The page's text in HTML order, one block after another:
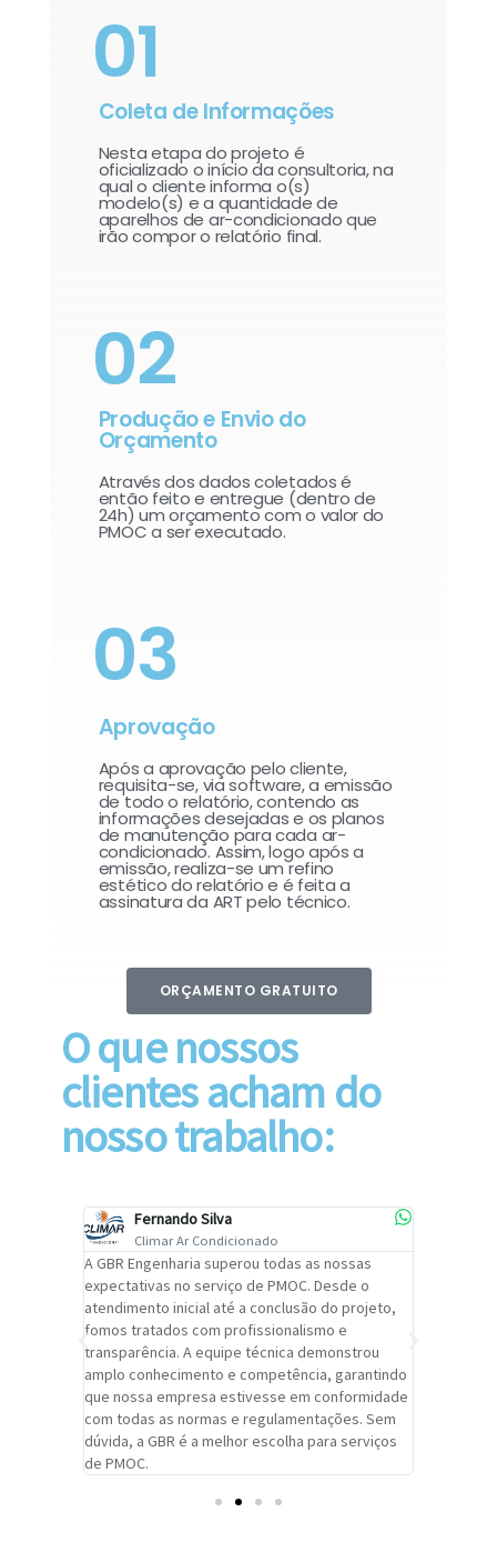
01
Coleta de Informações
Nesta etapa do projeto é
oficializado o início da consultoria, na
qual o cliente informa o(s)
modelo(s) e a quantidade de
aparelhos de ar-condicionado que
irão compor o relatório final.​
02
Produção e Envio do
Orçamento
Através dos dados coletados é
então feito e entregue (dentro de
24h) um orçamento com o valor do
PMOC a ser executado.
03
Aprovação
Após a aprovação pelo cliente,
requisita-se, via software, a emissão
de todo o relatório, contendo as
informações desejadas e os planos
de manutenção para cada ar-
condicionado. Assim, logo após a
emissão, realiza-se um refino
estético do relatório e é feita a
assinatura da ART pelo técnico.
ORÇAMENTO GRATUITO
O que nossos
clientes acham do
nosso trabalho:
Fernando Silva
Climar Ar Condicionado
A GBR Engenharia superou todas as nossas
expectativas no serviço de PMOC. Desde o
atendimento inicial até a conclusão do projeto,
fomos tratados com profissionalismo e
transparência. A equipe técnica demonstrou
amplo conhecimento e competência, garantindo
que nossa empresa estivesse em conformidade
com todas as normas e regulamentações. Sem
dúvida, a GBR é a melhor escolha para serviços
de PMOC.